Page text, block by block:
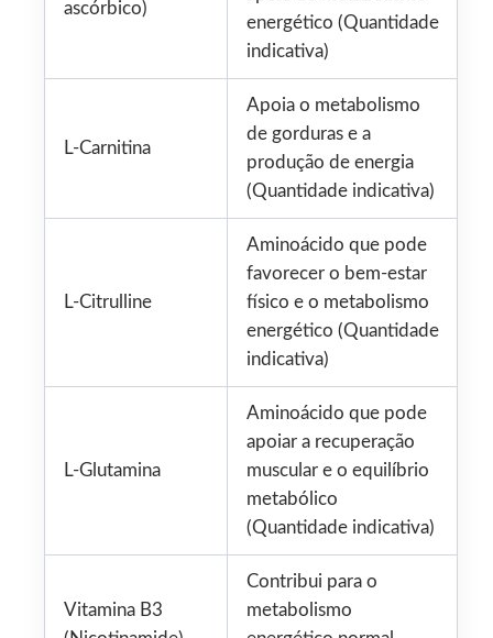
ascórbico)
energético (Quantidade
indicativa)
L-Carnitina
Apoia o metabolismo
de gorduras e a
produção de energia
(Quantidade indicativa)
L-Citrulline
Aminoácido que pode
favorecer o bem-estar
físico e o metabolismo
energético (Quantidade
indicativa)
L-Glutamina
Aminoácido que pode
apoiar a recuperação
muscular e o equilíbrio
metabólico
(Quantidade indicativa)
Vitamina B3
Contribui para o
metabolismo